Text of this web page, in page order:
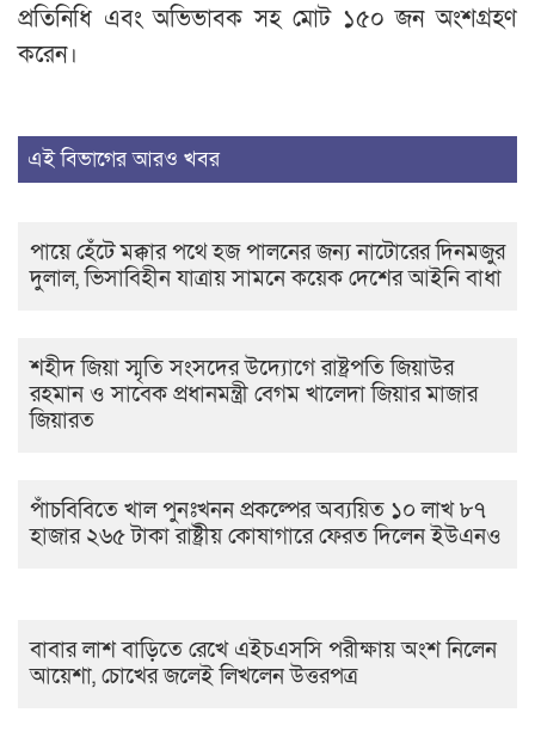
প্রতিনিধি এবং অভিভাবক সহ মোট ১৫০ জন অংশগ্রহণ
করেন।
এই বিভাগের আরও খবর
পায়ে হেঁটে মক্কার পথে হজ পালনের জন্য নাটোরের দিনমজুর
দুলাল, ভিসাবিহীন যাত্রায় সামনে কয়েক দেশের আইনি বাধা
শহীদ জিয়া স্মৃতি সংসদের উদ্যোগে রাষ্ট্রপতি জিয়াউর
রহমান ও সাবেক প্রধানমন্ত্রী বেগম খালেদা জিয়ার মাজার
জিয়ারত
পাঁচবিবিতে খাল পুনঃখনন প্রকল্পের অব্যয়িত ১০ লাখ ৮৭
হাজার ২৬৫ টাকা রাষ্ট্রীয় কোষাগারে ফেরত দিলেন ইউএনও
বাবার লাশ বাড়িতে রেখে এইচএসসি পরীক্ষায় অংশ নিলেন
আয়েশা, চোখের জলেই লিখলেন উত্তরপত্র